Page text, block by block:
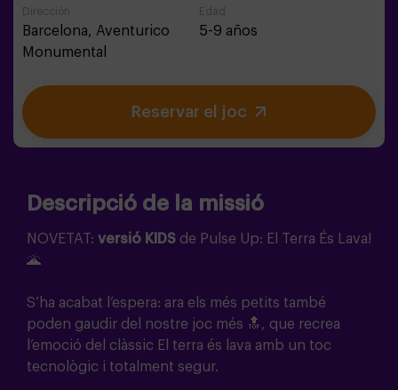
Dirección
Barcelona, Aventurico
Monumental
Edad
5-9 años
Reservar el joc
Descripció de la missió
NOVETAT: versió KIDS de Pulse Up: El Terra És Lava!
🌋
S’ha acabat l’espera: ara els més petits també
poden gaudir del nostre joc més 🔝, que recrea
l’emoció del clàssic El terra és lava amb un toc
tecnològic i totalment segur.